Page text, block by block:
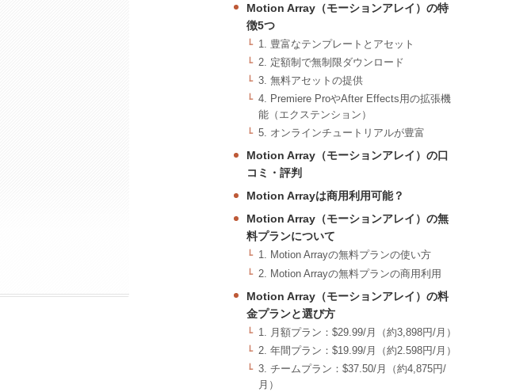
Motion Array（モーションアレイ）の特
徴5つ
1. 豊富なテンプレートとアセット
2. 定額制で無制限ダウンロード
3. 無料アセットの提供
4. Premiere ProやAfter Effects用の拡張機
能（エクステンション）
5. オンラインチュートリアルが豊富
Motion Array（モーションアレイ）の口
コミ・評判
Motion Arrayは商用利用可能？
Motion Array（モーションアレイ）の無
料プランについて
1. Motion Arrayの無料プランの使い方
2. Motion Arrayの無料プランの商用利用
Motion Array（モーションアレイ）の料
金プランと選び方
1. 月額プラン：$29.99/月（約3,898円/月）
2. 年間プラン：$19.99/月（約2.598円/月）
3. チームプラン：$37.50/月（約4,875円/
月）